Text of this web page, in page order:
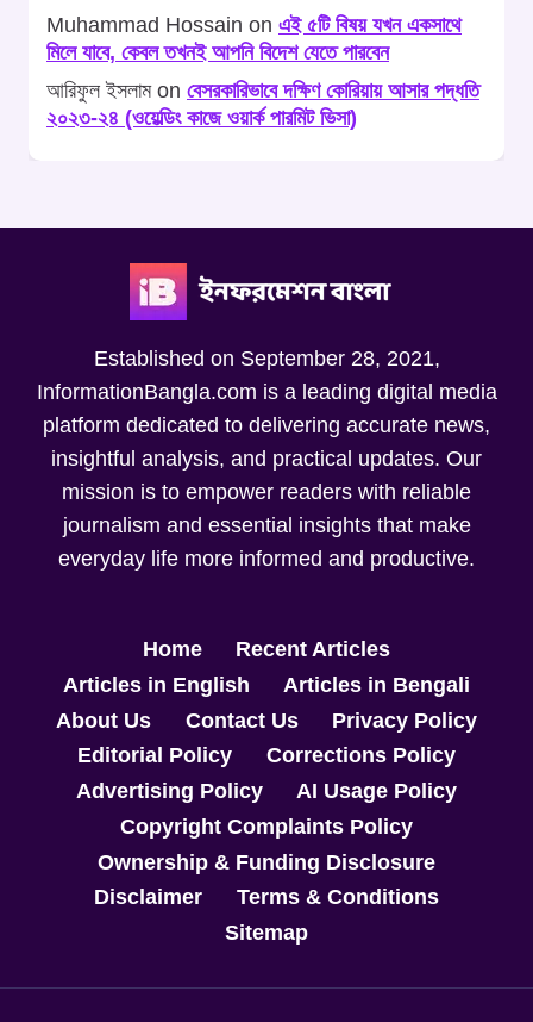
Muhammad Hossain on এই ৫টি বিষয় যখন একসাথে
মিলে যাবে, কেবল তখনই আপনি বিদেশ যেতে পারবেন
আরিফুল ইসলামon বেসরকারিভাবে দক্ষিণ কোরিয়ায় আসার পদ্ধতি
২০২৩-২৪ (ওয়েল্ডিং কাজে ওয়ার্ক পারমিট ভিসা)
Established on September 28, 2021,
InformationBangla.com is a leading digital media
platform dedicated to delivering accurate news,
insightful analysis, and practical updates. Our
mission is to empower readers with reliable
journalism and essential insights that make
everyday life more informed and productive.
Home
Recent Articles
Articles in English
Articles in Bengali
About Us
Contact Us
Privacy Policy
Editorial Policy
Corrections Policy
Advertising Policy
AI Usage Policy
Copyright Complaints Policy
Ownership & Funding Disclosure
Disclaimer
Terms & Conditions
Sitemap